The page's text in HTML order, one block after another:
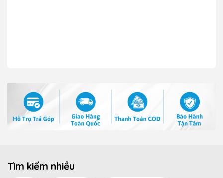
Tìm kiếm nhiều